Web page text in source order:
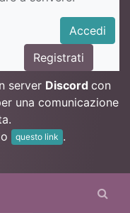
Accedi
Registrati
server Discord con
una comunicazione
questo link .